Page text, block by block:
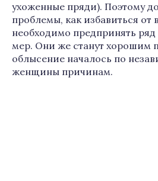
ухоженные пряди). Поэтому
проблемы, как избавиться от
необходимо предпринять
мер. Они же станут хорошим
облысение началось по
женщины причинам.